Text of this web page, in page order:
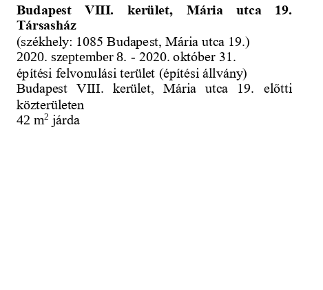
Budapest  VIII.  kerület,  Mária  utca  19.
Társasház
(székhely: 1085 Budapest, Mária utca 19.)
2020. szeptember 8. - 2020. október 31.
építési felvonulási terület (építési állvány)
Budapest  VIII.  kerület,  Mária  utca  19.  előtti
közterületen
42 m2 járda